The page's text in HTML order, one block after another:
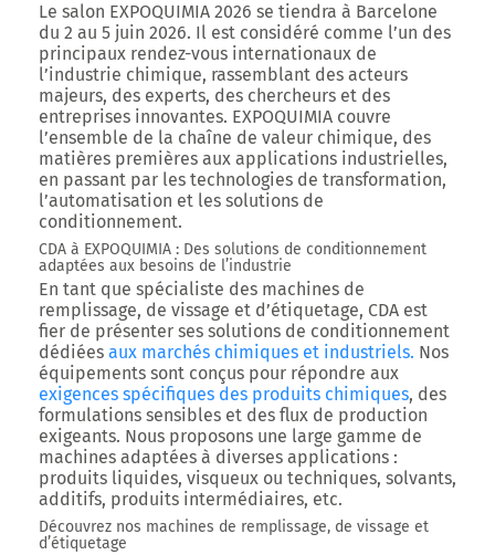
Le salon EXPOQUIMIA 2026 se tiendra à Barcelone
du 2 au 5 juin 2026. Il est considéré comme l’un des
principaux rendez-vous internationaux de
l’industrie chimique, rassemblant des acteurs
majeurs, des experts, des chercheurs et des
entreprises innovantes. EXPOQUIMIA couvre
l’ensemble de la chaîne de valeur chimique, des
matières premières aux applications industrielles,
en passant par les technologies de transformation,
l’automatisation et les solutions de
conditionnement.
CDA à EXPOQUIMIA : Des solutions de conditionnement
adaptées aux besoins de l’industrie
En tant que spécialiste des machines de
remplissage, de vissage et d’étiquetage, CDA est
fier de présenter ses solutions de conditionnement
dédiées aux marchés chimiques et industriels. Nos
équipements sont conçus pour répondre aux
exigences spécifiques des produits chimiques, des
formulations sensibles et des flux de production
exigeants. Nous proposons une large gamme de
machines adaptées à diverses applications :
produits liquides, visqueux ou techniques, solvants,
additifs, produits intermédiaires, etc.
Découvrez nos machines de remplissage, de vissage et
d’étiquetage